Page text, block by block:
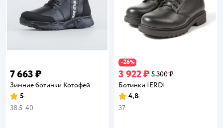
7 663 ₽
Зимние ботинки Котофей
Рейтинг:
5
38.5 40
−26%
3 922 ₽ 5 300 ₽
Ботинки IERDI
Рейтинг:
4,8
37